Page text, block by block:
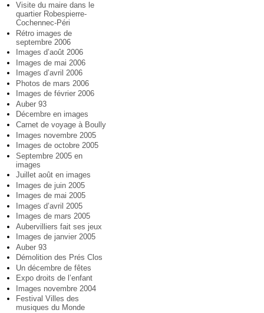
Visite du maire dans le
quartier Robespierre-
Cochennec-Péri
Rétro images de
septembre 2006
Images d’août 2006
Images de mai 2006
Images d’avril 2006
Photos de mars 2006
Images de février 2006
Auber 93
Décembre en images
Carnet de voyage à Boully
Images novembre 2005
Images de octobre 2005
Septembre 2005 en
images
Juillet août en images
Images de juin 2005
Images de mai 2005
Images d’avril 2005
Images de mars 2005
Aubervilliers fait ses jeux
Images de janvier 2005
Auber 93
Démolition des Prés Clos
Un décembre de fêtes
Expo droits de l’enfant
Images novembre 2004
Festival Villes des
musiques du Monde